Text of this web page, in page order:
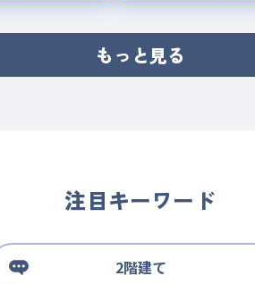
もっと見る
注目キーワード
2階建て